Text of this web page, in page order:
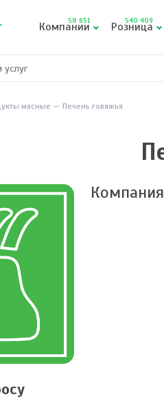
Компании
58 651 Розница
540 409
мясные Печень говяжья
Компания